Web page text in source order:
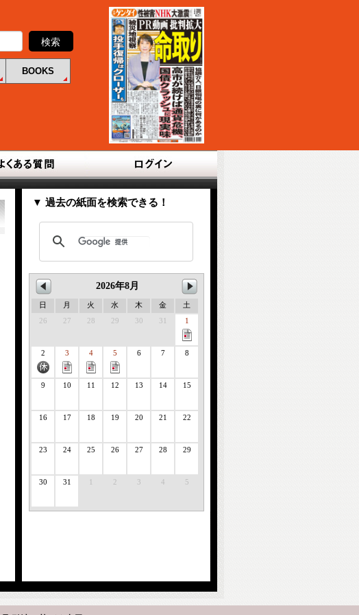
BOOKS
▼ 過去の紙面を検索できる！
2026年8月
日 月 火 水 木 金 土
26 27 28 29 30 31 1
2 3 4 5 6 7 8
9 10 11 12 13 14 15
16 17 18 19 20 21 22
23 24 25 26 27 28 29
30 31 1 2 3 4 5